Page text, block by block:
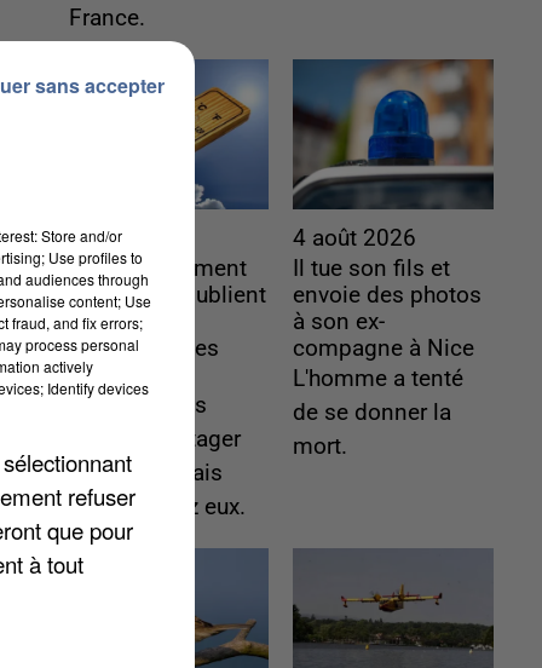
France.
4 août 2026
Le gouvernement
et l’Ademe publient
une carte
interactive des
lieux...
Les habitants
peuvent partager
les points frais
près de chez eux.
4 août 2026
Il tue son fils et
envoie des photos
à son ex-
compagne à Nice
L'homme a tenté
de se donner la
mort.
Store and/or
Use profiles to
audiences through
content; Use
fraud, and fix errors;
process personal
actively
Identify devices
refuser
que pour
à tout
sans accepter